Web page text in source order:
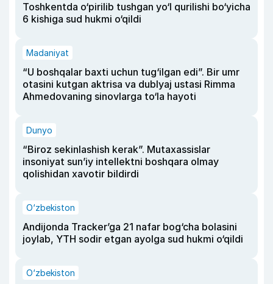
Toshkentda o‘pirilib tushgan yo‘l qurilishi bo‘yicha
6 kishiga sud hukmi o‘qildi
Madaniyat
“U boshqalar baxti uchun tug‘ilgan edi”. Bir umr
otasini kutgan aktrisa va dublyaj ustasi Rimma
Ahmedovaning sinovlarga to‘la hayoti
Dunyo
“Biroz sekinlashish kerak”. Mutaxassislar
insoniyat sun’iy intellektni boshqara olmay
qolishidan xavotir bildirdi
O‘zbekiston
Andijonda Tracker’ga 21 nafar bog‘cha bolasini
joylab, YTH sodir etgan ayolga sud hukmi o‘qildi
O‘zbekiston